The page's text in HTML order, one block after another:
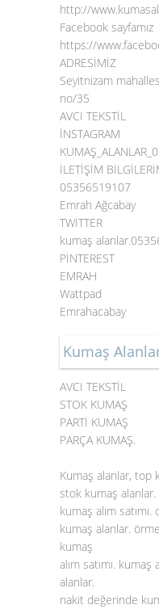
http://
Facebook sayfamız
https://
ADRESİMİZ
Seyitnizam
no/35
AVCI TEKSTİL
İNSTAGRAM
İLETİŞİM
05356519107
Emrah Ağcabay
TWİTTER
kumaş
PİNTEREST
EMRAH
Wattpad
Emrahacabay
Kumaş
AVCI TEKSTİL
STOK KUMAŞ
PARTİ KUMAŞ
PARÇA KUMAŞ.
Kumaş alanlar, top
stok kumaş
kumaş alım
kumaş alanlar.
kumaş
alım satımı. kumaş
alanlar.
nakit değerinde